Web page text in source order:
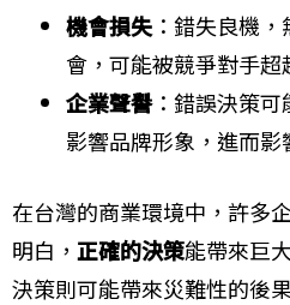
機會損失 ：錯失良機
會，可能被競爭對手超
企業聲譽：錯誤決策可
影響品牌形象，進而影
在台灣的商業環境中，許多
明白， 正確的決策能帶來巨
決策則可能帶來災難性的後